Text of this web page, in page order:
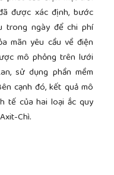
được xác định, bước
trong ngày để chi phí
mãn yêu cầu về điện
mô phỏng trên lưới
sử dụng phần mềm
cạnh đó, kết quả mô
tế của hai loại ắc quy
Chì.